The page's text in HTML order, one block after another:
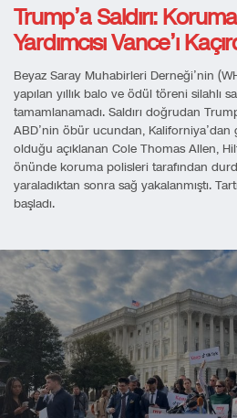
Trump’a Saldırı:
Yardımcısı Vance’ı
Beyaz Saray Muhabirleri Derneği’nin
yapılan yıllık balo ve ödül töreni silahlı
tamamlanamadı. Saldırı doğrudan
ABD’nin öbür ucundan, Kaliforniya’dan
olduğu açıklanan Cole Thomas Allen,
önünde koruma polisleri tarafından
yaraladıktan sonra sağ yakalanmıştı.
başladı.